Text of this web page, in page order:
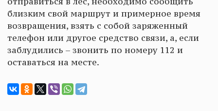
близким свой маршрут и примерное время
возвращения, взять с собой заряженный
телефон или другое средство связи, а, если
заблудились – звонить по номеру 112 и
оставаться на месте.